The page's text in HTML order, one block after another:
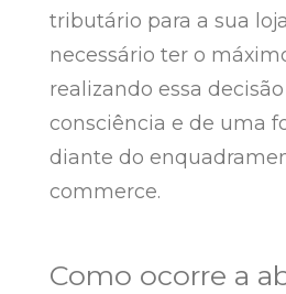
tributário para a sua
necessário ter o
realizando essa
consciência e de uma
diante do
commerce.
Como ocorre a